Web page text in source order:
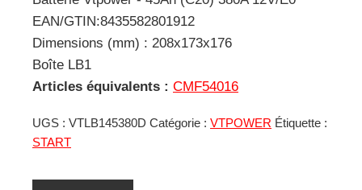
EAN/GTIN:8435582801912
Dimensions (mm) : 208x173x176
Boîte LB1
Articles équivalents : CMF54016
UGS : VTLB145380D Catégorie : VTPOWER Étiquette :
START